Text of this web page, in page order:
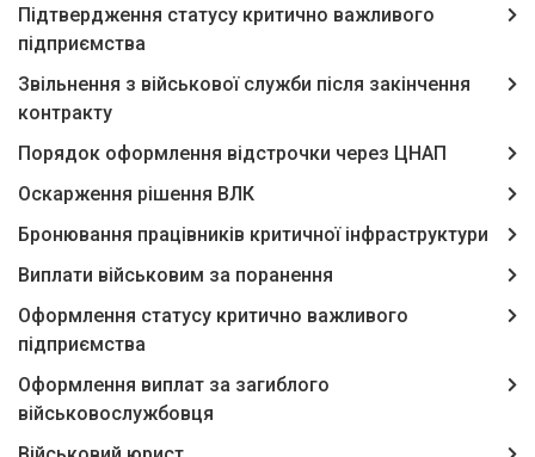
Підтвердження статусу критично важливого
підприємства
Звільнення з військової служби після закінчення
контракту
Порядок оформлення відстрочки через ЦНАП
Оскарження рішення ВЛК
Бронювання працівників критичної інфраструктури
Виплати військовим за поранення
Оформлення статусу критично важливого
підприємства
Оформлення виплат за загиблого
військовослужбовця